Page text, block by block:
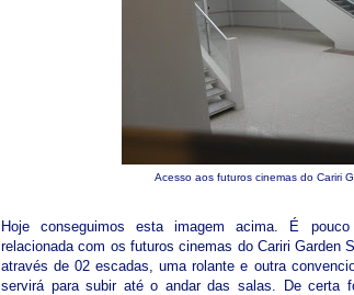
Acesso aos futuros cinemas do Cariri
Hoje conseguimos esta imagem acima. É
relacionada com os futuros cinemas do Cariri Garden
através de 02 escadas, uma rolante e outra
servirá para subir até o andar das salas. De certa